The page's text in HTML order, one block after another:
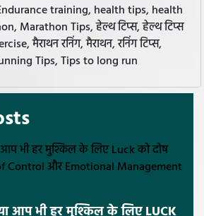
training, health tips, health
Marathon Tips, हेल्थ टिप्स, हेल्थ टिप्स
मैराथन रनिंग, मैराथन, रनिंग टिप्स,
Tips, Tips to long run